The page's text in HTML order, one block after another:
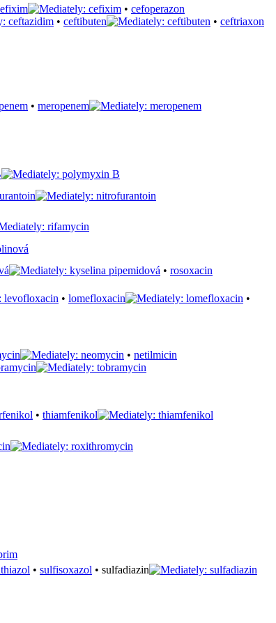
• cefoperazon
• ceftibuten • ceftriaxon
• meropenem
• rosoxacin
• lomefloxacin
•
• netilmicin
• thiamfenikol
• sulfisoxazol • sulfadiazin